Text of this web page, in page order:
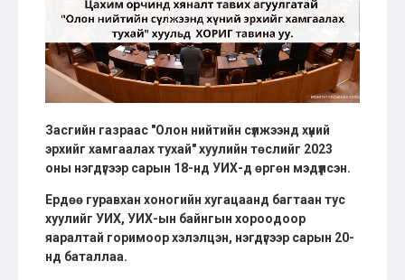
Засгийн газраас "Олон нийтийн сүлжээнд хүний
эрхийг хамгаалах тухай" хуулийн төслийг 2023
оны нэгдүгээр сарын 18-нд УИХ-д өргөн мэдүүлсэн.
Ердөө гуравхан хоногийн хугацаанд багтаан тус
хуулийг УИХ, УИХ-ын байнгын хороодоор
яаралтай горимоор хэлэлцэн, нэгдүгээр сарын 20-
нд баталлаа.